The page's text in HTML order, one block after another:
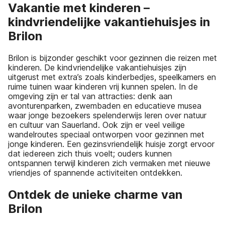
Vakantie met kinderen –
kindvriendelijke vakantiehuisjes in
Brilon
Brilon is bijzonder geschikt voor gezinnen die reizen met
kinderen. De kindvriendelijke vakantiehuisjes zijn
uitgerust met extra’s zoals kinderbedjes, speelkamers en
ruime tuinen waar kinderen vrij kunnen spelen. In de
omgeving zijn er tal van attracties: denk aan
avonturenparken, zwembaden en educatieve musea
waar jonge bezoekers spelenderwijs leren over natuur
en cultuur van Sauerland. Ook zijn er veel veilige
wandelroutes speciaal ontworpen voor gezinnen met
jonge kinderen. Een gezinsvriendelijk huisje zorgt ervoor
dat iedereen zich thuis voelt; ouders kunnen
ontspannen terwijl kinderen zich vermaken met nieuwe
vriendjes of spannende activiteiten ontdekken.
Ontdek de unieke charme van
Brilon